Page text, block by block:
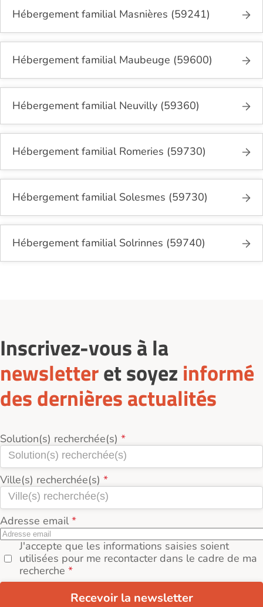
Hébergement familial Masnières (59241)
Hébergement familial Maubeuge (59600)
Hébergement familial Neuvilly (59360)
Hébergement familial Romeries (59730)
Hébergement familial Solesmes (59730)
Hébergement familial Solrinnes (59740)
Inscrivez-vous à la
newsletteret soyez informé
des dernières actualités
Solution(s) recherchée(s)
Ville(s) recherchée(s)
Adresse email
J'accepte que les informations saisies soient
utilisées pour me recontacter dans le cadre de ma
recherche
Recevoir la newsletter